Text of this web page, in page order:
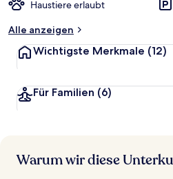
Haustiere erlaubt
Alle anzeigen
Wichtigste Merkmale (12)
Für Familien (6)
Warum wir diese